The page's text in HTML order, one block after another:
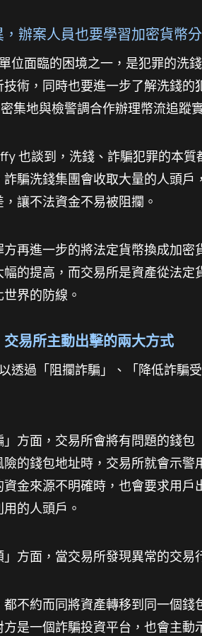
辦案人員也要學習加密貨幣
位面臨的困境之一，是犯罪的洗
術，同時也要進一步了解洗錢的
集地與檢警調合作辦理幣流追蹤
也談到，洗錢、詐騙犯罪的本
騙洗錢集團會收取大量的人頭戶
讓不法資金不易被阻攔。
再進一步的將法定貨幣換成加密
的提高，而交易所是資產從法定
界的防線。
交易所主動出擊的兩大方式
透過「阻攔詐騙」、「降低詐騙
方面，交易所會將有問題的錢
的錢包地址時，交易所就會示警
金來源不明確時，也會要求用戶
的人頭戶。
方面，當交易所發現異常的交易
不約而同將資產轉移到同一個錢
是一個詐騙投資平台，也會主動